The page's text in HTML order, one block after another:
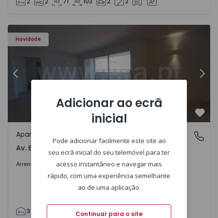
Novidade
Apartamento T3 Porto, Av. Boavista - 1575472 - 5
Anterior
Av. Boavista, Porto
Apartamento
Av. Boavista, Porto
Arrendar 2.300 €/mês
3 142 2 4
Adicionar ao ecrã
inicial
Pode adicionar facilmente este site ao
seu ecrã inicial do seu telemóvel para ter
acesso instantâneo e navegar mais
rápido, com uma experiência semelhante
ao de uma aplicação.
Continuar para o site